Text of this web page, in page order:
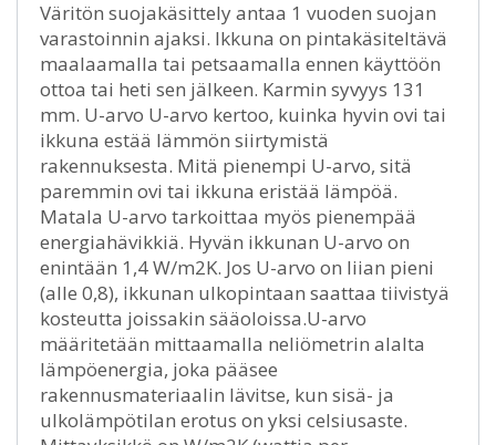
Väritön suojakäsittely antaa 1 vuoden suojan
varastoinnin ajaksi. Ikkuna on pintakäsiteltävä
maalaamalla tai petsaamalla ennen käyttöön
ottoa tai heti sen jälkeen. Karmin syvyys 131
mm. U-arvo U-arvo kertoo, kuinka hyvin ovi tai
ikkuna estää lämmön siirtymistä
rakennuksesta. Mitä pienempi U-arvo, sitä
paremmin ovi tai ikkuna eristää lämpöä.
Matala U-arvo tarkoittaa myös pienempää
energiahävikkiä. Hyvän ikkunan U-arvo on
enintään 1,4 W/m2K. Jos U-arvo on liian pieni
(alle 0,8), ikkunan ulkopintaan saattaa tiivistyä
kosteutta joissakin sääoloissa.U-arvo
määritetään mittaamalla neliömetrin alalta
lämpöenergia, joka pääsee
rakennusmateriaalin lävitse, kun sisä- ja
ulkolämpötilan erotus on yksi celsiusaste.